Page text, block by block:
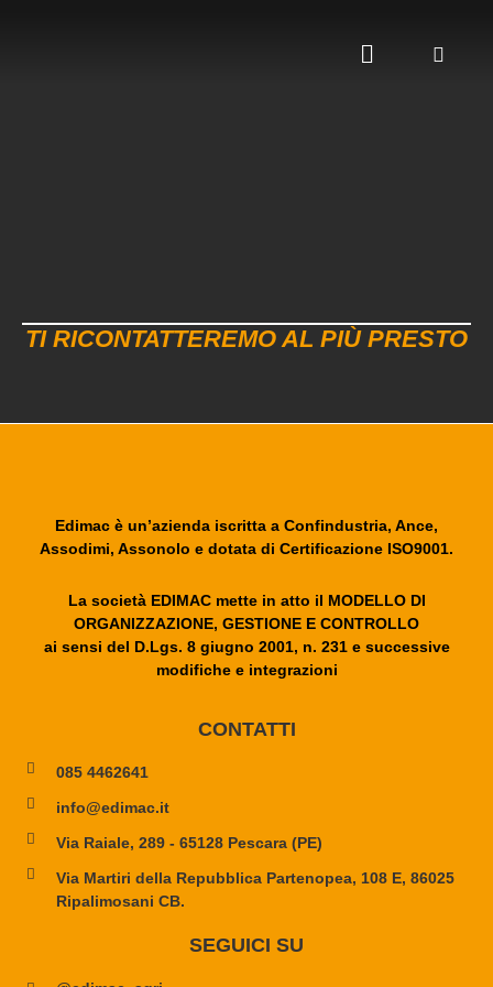
TI RICONTATTEREMO AL PIÙ PRESTO
Edimac è un’azienda iscritta a Confindustria, Ance,
Assodimi, Assonolo e dotata di Certificazione ISO9001.
La società EDIMAC mette in atto il MODELLO DI
ORGANIZZAZIONE, GESTIONE E CONTROLLO
ai sensi del D.Lgs. 8 giugno 2001, n. 231 e successive
modifiche e integrazioni
CONTATTI
085 4462641
info@edimac.it
Via Raiale, 289 - 65128 Pescara (PE)
Via Martiri della Repubblica Partenopea, 108 E, 86025
Ripalimosani CB.
SEGUICI SU